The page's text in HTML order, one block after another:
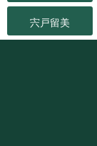
宍戸留美